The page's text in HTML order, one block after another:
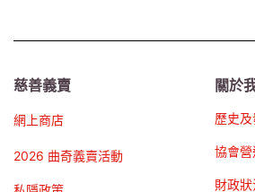
慈善義賣
網上商店
2026 曲奇義賣活動
關於
歷史
協會營
財政狀